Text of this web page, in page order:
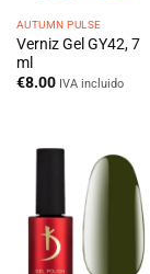
AUTUMN PULSE
Verniz Gel GY42, 7
ml
€8.00 IVA incluido